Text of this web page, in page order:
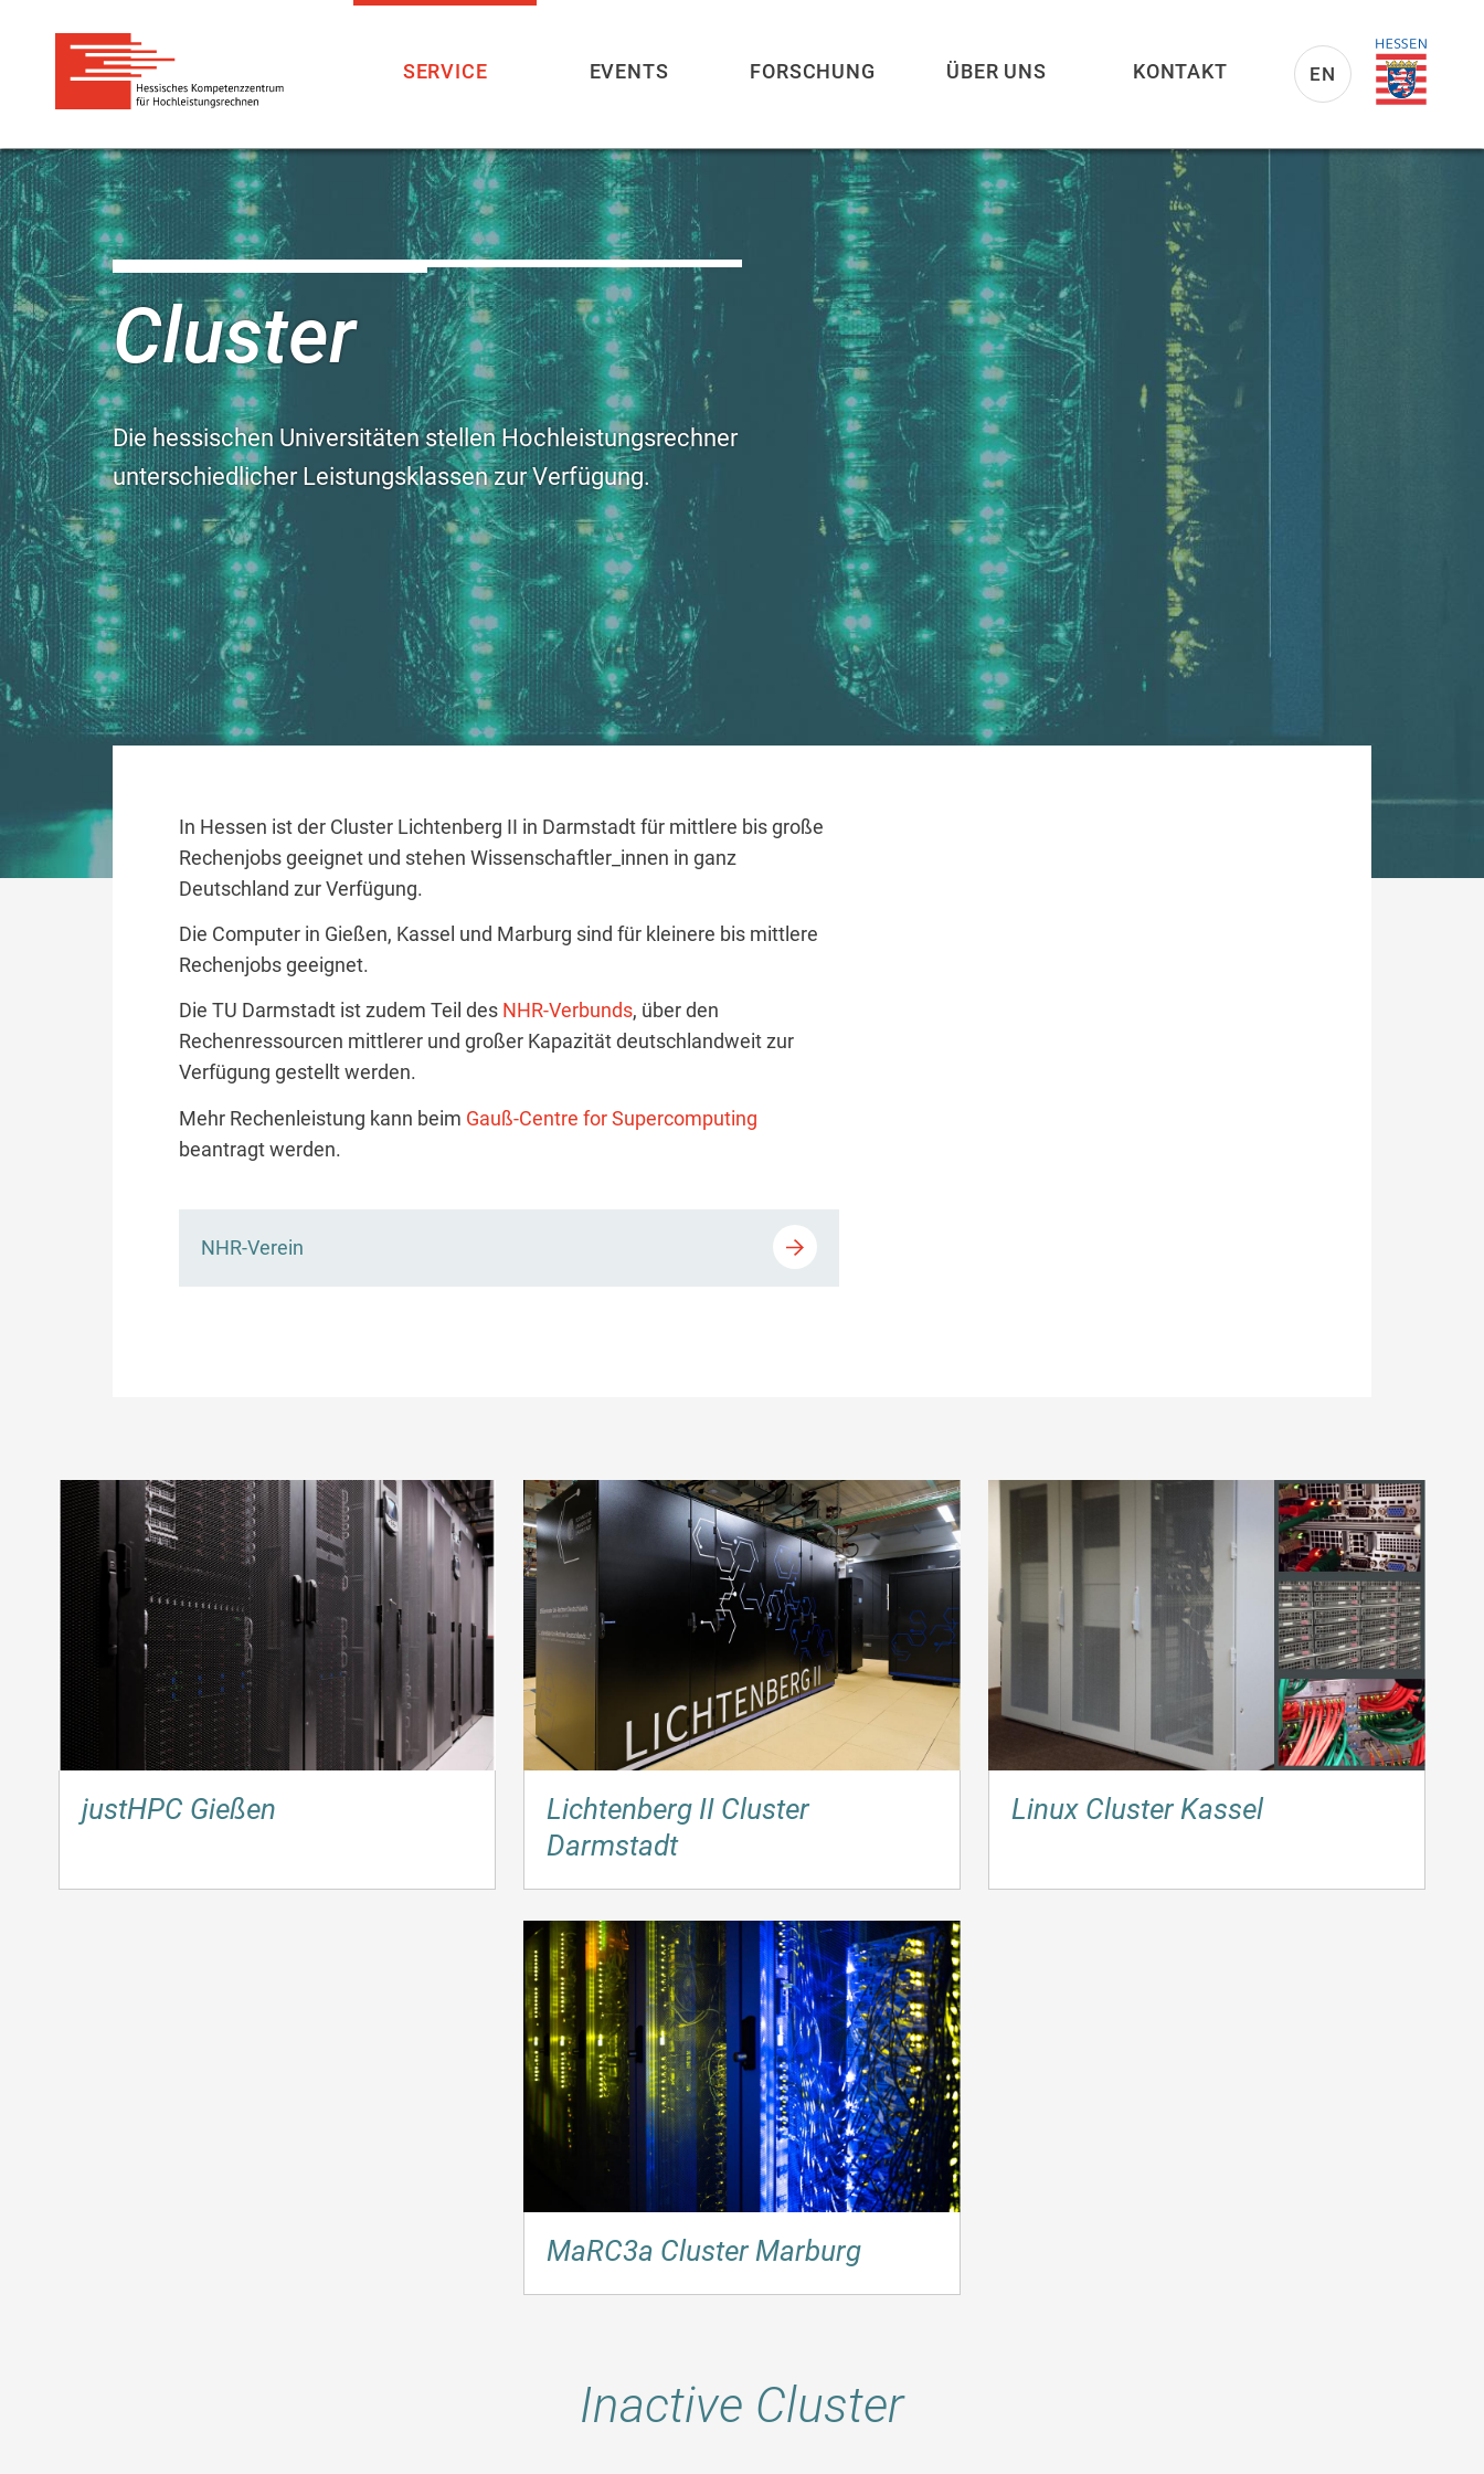
Direkt
zum
Inhalt
EN
SERVICE EVENTS FORSCHUNG ÜBER UNS KONTAKT
Cluster
Die hessischen Universitäten stellen Hochleistungsrechner
unterschiedlicher Leistungsklassen zur Verfügung.
In Hessen ist der Cluster Lichtenberg II in Darmstadt für mittlere bis große
Rechenjobs geeignet und stehen Wissenschaftler_innen in ganz
Deutschland zur Verfügung.
Die Computer in Gießen, Kassel und Marburg sind für kleinere bis mittlere
Rechenjobs geeignet.
Die TU Darmstadt ist zudem Teil des NHR-Verbunds, über den
Rechenressourcen mittlerer und großer Kapazität deutschlandweit zur
Verfügung gestellt werden.
Mehr Rechenleistung kann beim Gauß-Centre for Supercomputing
beantragt werden.
NHR-Verein
justHPC Gießen
Lichtenberg II Cluster
Darmstadt
Linux Cluster Kassel
MaRC3a Cluster Marburg
Inactive Cluster